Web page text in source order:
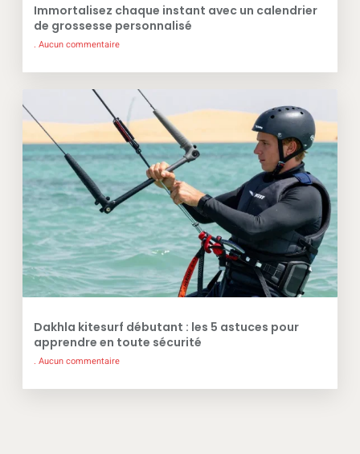
Immortalisez chaque instant avec un calendrier
de grossesse personnalisé
Aucun commentaire
Dakhla kitesurf débutant : les 5 astuces pour
apprendre en toute sécurité
Aucun commentaire